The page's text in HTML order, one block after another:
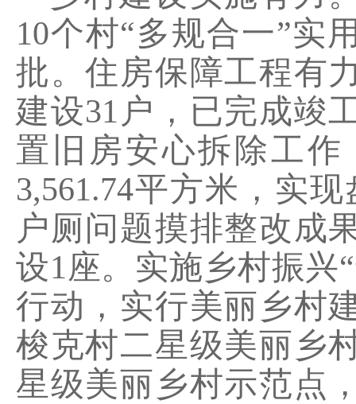
10个村“多规合一”实
批。住房保障工程有
建设31 户，已完成竣
置旧房安心拆除工
3,561.74平方米，实现
户厕问题摸排整改成
设1座。实施乡村振兴
行动，实行美丽乡村
梭克村二星级美丽乡
星级美丽乡村示范点